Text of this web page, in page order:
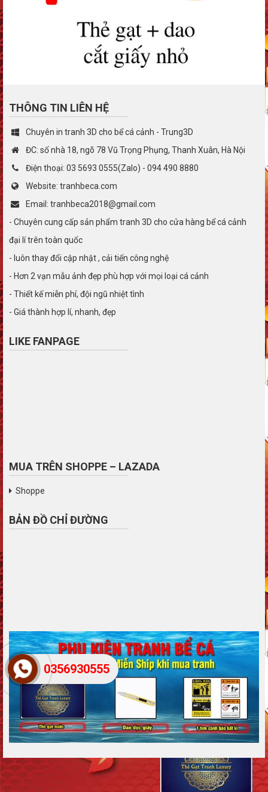
THÔNG TIN LIÊN HỆ
Chuyên in tranh 3D cho bể cá cảnh - Trung3D
ĐC: số nhà 18, ngõ 78 Vũ Trọng Phụng, Thanh Xuân, Hà Nội
Điện thoại: 03 5693 0555(Zalo) - 094 490 8880
Website: tranhbeca.com
Email: tranhbeca2018@gmail.com
- Chuyên cung cấp sản phẩm tranh 3D cho cửa hàng bể cá cảnh
đại lí trên toàn quốc
- luôn thay đổi cập nhật , cải tiến công nghệ
- Hơn 2 vạn mẫu ảnh đẹp phù hợp với mọi loại cá cảnh
- Thiết kế miễn phí, đội ngũ nhiệt tình
- Giá thành hợp lí, nhanh, đẹp
LIKE FANPAGE
MUA TRÊN SHOPPE – LAZADA
Shoppe
BẢN ĐỒ CHỈ ĐƯỜNG
0356930555